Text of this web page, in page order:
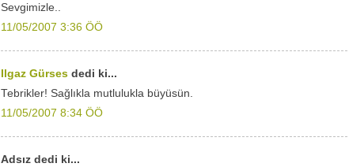
Sevgimizle..
11/05/2007 3:36 ÖÖ
Ilgaz Gürses dedi ki...
Tebrikler! Sağlıkla mutlulukla büyüsün.
11/05/2007 8:34 ÖÖ
Adsız dedi ki...